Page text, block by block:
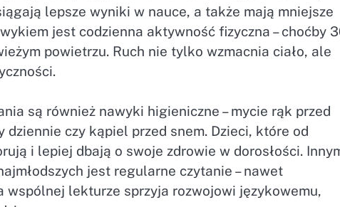
lepsze wyniki w nauce, a także mają mniejsze
jest codzienna aktywność fizyczna – choćby
powietrzu. Ruch nie tylko wzmacnia ciało, ale
są również nawyki higieniczne – mycie rąk przed
czy kąpiel przed snem. Dzieci, które od
i lepiej dbają o swoje zdrowie w dorosłości.
jest regularne czytanie – nawet
lekturze sprzyja rozwojowi językowemu,